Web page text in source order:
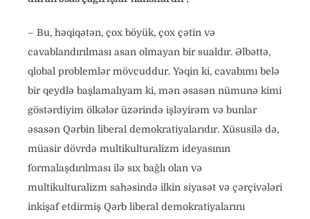
– Bu, həqiqətən, çox böyük, çox çətin və
cavablandırılması asan olmayan bir sualdır. Əlbəttə,
qlobal problemlər mövcuddur. Yəqin ki, cavabımı belə
bir qeydlə başlamalıyam ki, mən əsasən nümunə kimi
göstərdiyim ölkələr üzərində işləyirəm və bunlar
əsasən Qərbin liberal demokratiyalarıdır. Xüsusilə də,
müasir dövrdə multikulturalizm ideyasının
formalaşdırılması ilə sıx bağlı olan və
multikulturalizm sahəsində ilkin siyasət və çərçivələri
inkişaf etdirmiş Qərb liberal demokratiyalarını